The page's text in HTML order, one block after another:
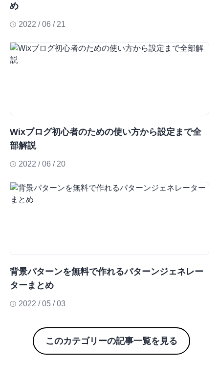
め
2022 / 06 / 21
Wixブログ初心者のための使い方から設定まで全
部解説
2022 / 06 / 20
背景パターンを無料で作れるパターンジェネレー
ターまとめ
2022 / 05 / 03
このカテゴリーの記事一覧を見る